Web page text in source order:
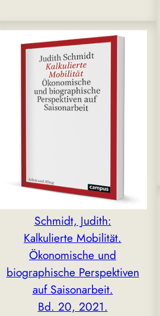
Schmidt, Judith:
Kalkulierte Mobilität.
Ökonomische und
biographische Perspektiven
auf Saisonarbeit.
Bd. 20, 2021.